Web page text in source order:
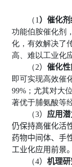
（1）催化
功能伯胺催化剂
化，有效解决了
高、难以工业化
（2） 催化
即可实现高效催
99% ；尤其对大
著优于脯氨酸等
（3） 应用
仍保持高催化活
药物中间体、手
工业化应用前景。
（4） 机理